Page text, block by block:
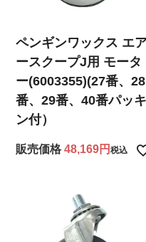
ペンギンワックス エ
ースクープJ用 モータ
ー(6003355)(27番、28
番、29番、40番パッキ
ン付）
販売価格 48,169 税込